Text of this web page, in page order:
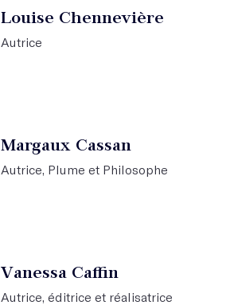
Louise Chennevière
Autrice
Margaux Cassan
Autrice, Plume et Philosophe
Vanessa Caffin
Autrice, éditrice et réalisatrice